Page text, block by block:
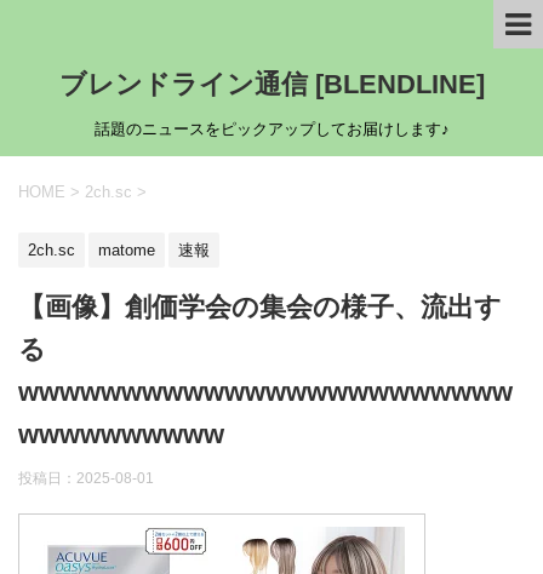
ブレンドライン通信 [BLENDLINE]
話題のニュースをピックアップしてお届けします♪
HOME > 2ch.sc >
2ch.sc matome 速報
【画像】創価学会の集会の様子、流出す
る
wwwwwwwwwwwwwwwwwwwwwwww
wwwwwwwwww
投稿日： 2025-08-01